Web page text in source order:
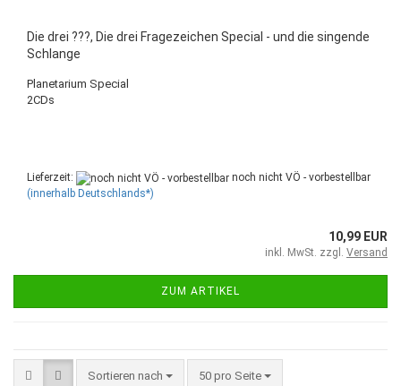
Die drei ???, Die drei Fragezeichen Special - und die singende
Schlange
Planetarium Special
2CDs
Lieferzeit:
noch nicht VÖ - vorbestellbar
(innerhalb Deutschlands*)
10,99 EUR
inkl. MwSt. zzgl. Versand
ZUM ARTIKEL
Sortieren nach 50 pro Seite